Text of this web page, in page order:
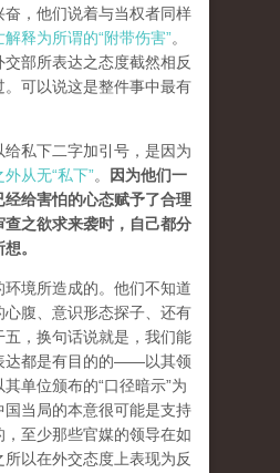
奋，他们说着与当权者同样
释为所谓的“附带伤害”。
部所表达之态度截然相反
。可以说这是整件事中最有
给私下二字加引号，是因为
从无“私下”。
因为他们一
给害怕的心态赋予了合理
之欲求来袭时，自己都分
。
境所造成的。他们不知道
腹、意识形态探子、还有
，换句话说就是，我们能
达都是有目的的——以其领
单位颁布的“口径暗示”为
当局的本意很可能是支持
至少那些官媒的领导在如
以在外交态度上表现为反